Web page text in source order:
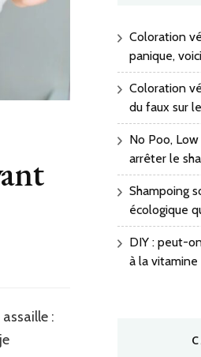
:
Coloration
panique,
Coloration
du faux sur
No Poo,
arrêter le
Shampoing
écologique
DIY : peut-
à la vitamine